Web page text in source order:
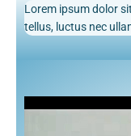
Lorem ipsum dolor
tellus, luctus nec